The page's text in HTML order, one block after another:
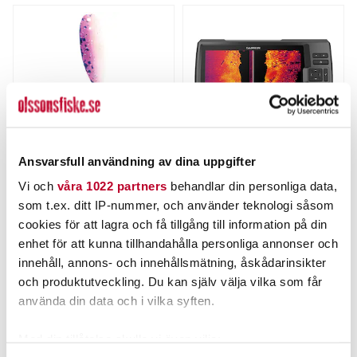
Ansvarsfull användning av dina uppgifter
Vi och våra 1022 partners behandlar din personliga data,
som t.ex. ditt IP-nummer, och använder teknologi såsom
cookies för att lagra och få tillgång till information på din
enhet för att kunna tillhandahålla personliga annonser och
innehåll, annons- och innehållsmätning, åskådarinsikter
och produktutveckling. Du kan själv välja vilka som får
använda din data och i vilka syften.
APEX 1,5"/4cm
Nuvarande pris:
69,00 krTidigare pris:
69,00 kr
112,00 kr
LÄS MER
Garmin STRIKER Vivid 9sv
med GT52-givare - ekolod
Nuvarande pris:
5 849,00 kr Tidigare pris:
8 049,00 kr
5 849,00 kr
8 049,00 kr
FLER ÄN 6 ST KVAR